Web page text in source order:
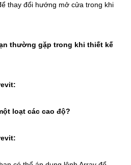
thay đổi hướng mở cửa trong khi
thường gặp trong khi thiết kế
loạt các cao độ?